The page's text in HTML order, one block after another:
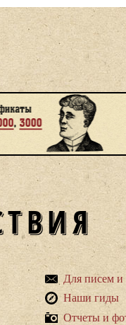
Для писем и
Наши гиды
Отчеты и